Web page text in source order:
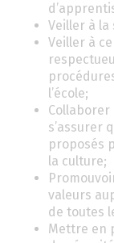
Veiller à la
Veiller à
l’école;
s’assurer
proposés
la culture;
valeurs
de toutes
Mettre en